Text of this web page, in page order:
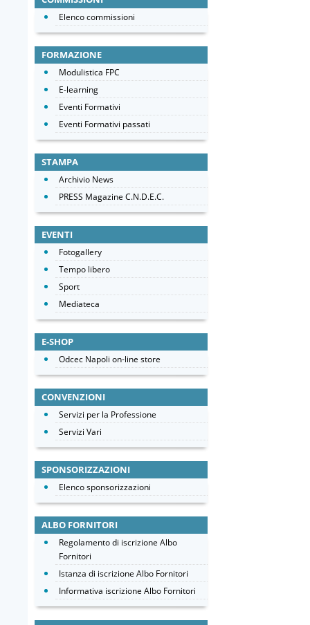
Elenco commissioni
FORMAZIONE
Modulistica FPC
E-learning
Eventi Formativi
Eventi Formativi passati
STAMPA
Archivio News
PRESS Magazine C.N.D.E.C.
EVENTI
Fotogallery
Tempo libero
Sport
Mediateca
E-SHOP
Odcec Napoli on-line store
CONVENZIONI
Servizi per la Professione
Servizi Vari
SPONSORIZZAZIONI
Elenco sponsorizzazioni
ALBO FORNITORI
Regolamento di iscrizione Albo
Fornitori
Istanza di iscrizione Albo Fornitori
Informativa iscrizione Albo Fornitori